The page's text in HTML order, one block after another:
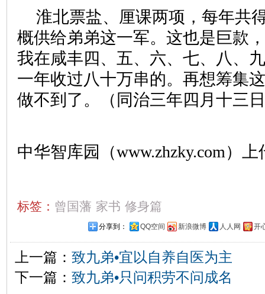
淮北票盐、厘课两项，每年共
概供给弟弟这一军。这也是巨款
我在咸丰四、五、六、七、八、
一年收过八十万串的。再想筹集
做不到了。（同治三年四月十三
中华智库园（www.zhzky.com）上
标签： 曾国藩 家书 修身篇
分享到： QQ空间 新浪微博 人人网 开
上一篇： 致九弟•宜以自养自医为主
下一篇： 致九弟•只问积劳不问成名